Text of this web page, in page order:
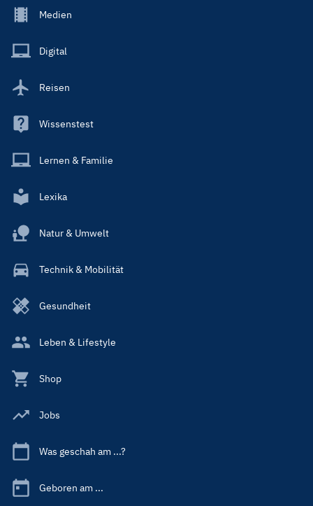
Footer
Main
Medien
Digital
Reisen
Wissenstest
Lernen & Familie
Lexika
Natur & Umwelt
Technik & Mobilität
Gesundheit
Leben & Lifestyle
Shop
Jobs
Was geschah am ...?
Geboren am ...